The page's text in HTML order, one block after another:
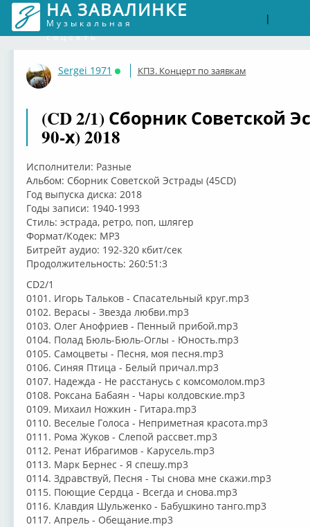
НА ЗАВАЛИНКЕ
Музыкальная
соцсеть
|
Sergei 1971
Онлайн
КПЗ. Концерт по заявкам
(CD 2/1) Сборник Советской
90-х) 2018
Исполнители: Разные
Альбом: Сборник Советской Эстрады (45CD)
Год выпуска диска: 2018
Годы записи: 1940-1993
Стиль: эстрада, ретро, поп, шлягер
Формат/Кодек: MP3
Битрейт аудио: 192-320 кбит/сек
Продолжительность: 260:51:3
CD2/1
0101. Игорь Тальков - Спасательный круг.mp3
0102. Верасы - Звезда любви.mp3
0103. Олег Анофриев - Пенный прибой.mp3
0104. Полад Бюль-Бюль-Оглы - Юность.mp3
0105. Самоцветы - Песня, моя песня.mp3
0106. Синяя Птица - Белый причал.mp3
0107. Надежда - Не расстанусь с комсомолом.mp3
0108. Роксана Бабаян - Чары колдовские.mp3
0109. Михаил Ножкин - Гитара.mp3
0110. Веселые Голоса - Неприметная красота.mp3
0111. Рома Жуков - Слепой рассвет.mp3
0112. Ренат Ибрагимов - Карусель.mp3
0113. Марк Бернес - Я спешу.mp3
0114. Здравствуй, Песня - Ты снова мне скажи.mp3
0115. Поющие Сердца - Всегда и снова.mp3
0116. Клавдия Шульженко - Бабушкино танго.mp3
0117. Апрель - Обещание.mp3